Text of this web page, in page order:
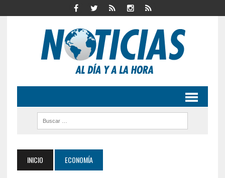
INICIO ECONOMÍA